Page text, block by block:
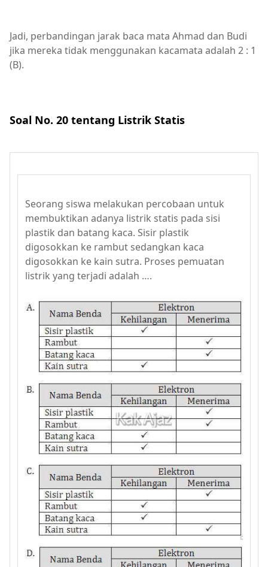
Jadi, perbandingan jarak baca mata Ahmad dan Budi
jika mereka tidak menggunakan kacamata adalah 2 : 1
(B).
Soal No. 20 tentang Listrik Statis
Seorang siswa melakukan percobaan untuk
membuktikan adanya listrik statis pada sisi
plastik dan batang kaca. Sisir plastik
digosokkan ke rambut sedangkan kaca
digosokkan ke kain sutra. Proses pemuatan
listrik yang terjadi adalah ….